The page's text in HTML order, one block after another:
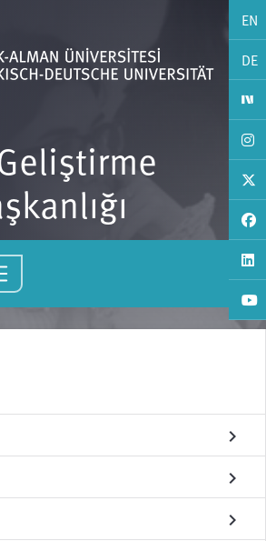
EN
DE
chevron_right
chevron_right
chevron_right